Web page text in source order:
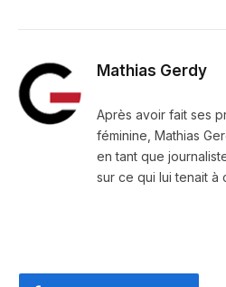
Mathias Gerdy
Après avoir fait ses
féminine, Mathias
en tant que
sur ce qui lui tenait à